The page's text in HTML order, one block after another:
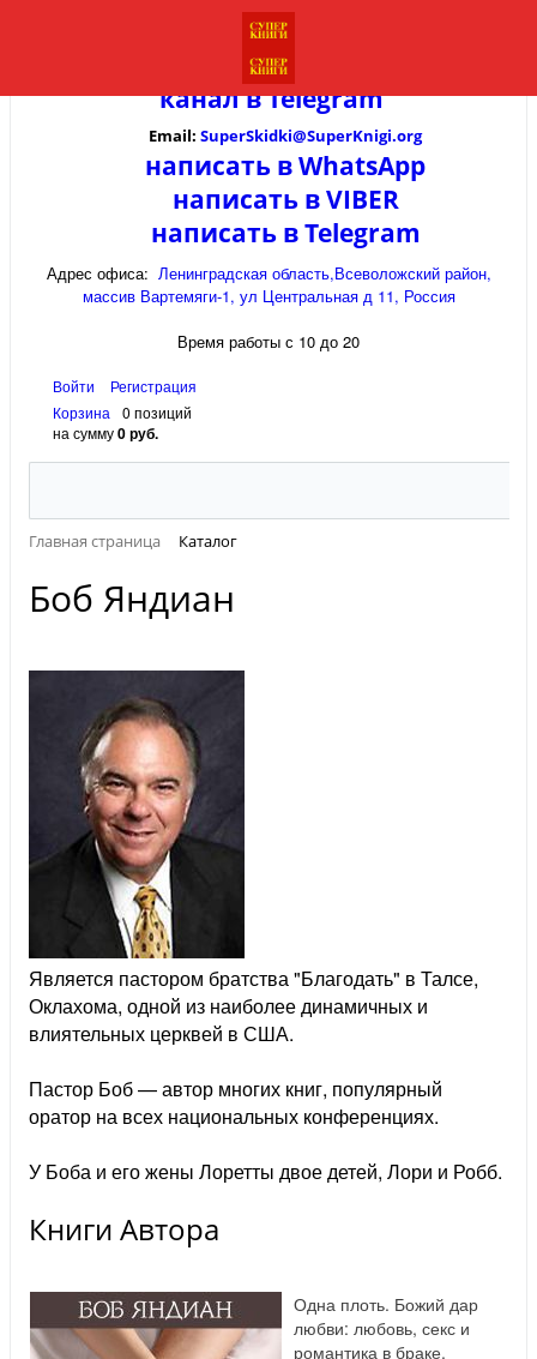
канал вTelegram
Email: SuperSkidki@SuperKnigi.org
написать в WhatsApp
написать в VIBER
написать в Telegram
Адрес офиса: Ленинградская область,Всеволожский район,
массив Вартемяги-1, ул Центральная д 11, Россия
Время работы с 10 до 20
Войти
Регистрация
Корзина
0 позиций
на сумму0 руб.
Главная страница Каталог
Боб Яндиан
Является пастором братства "Благодать" в Талсе,
Оклахома, одной из наиболее динамичных и
влиятельных церквей в США.
Пастор Боб — автор многих книг, популярный
оратор на всех национальных конференциях.
У Боба и его жены Лоретты двое детей, Лори и Робб.
Книги Автора
Одна плоть. Божий дар
любви: любовь, секс и
романтика в браке.